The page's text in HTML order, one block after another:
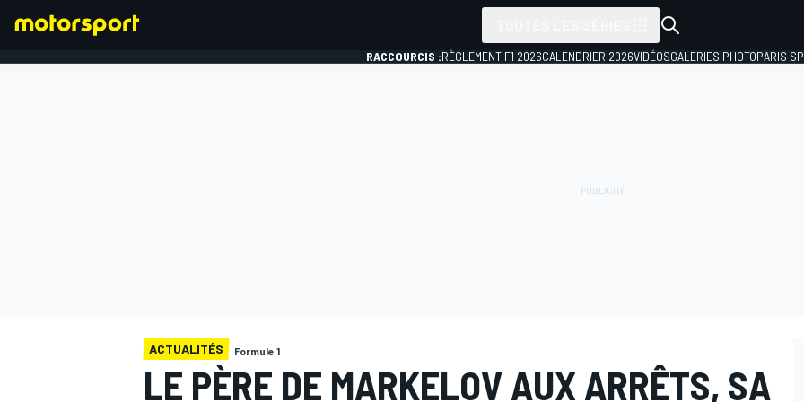
RACCOURCIS :RÈGLEMENT F1 2026CALENDRIER 2026VIDÉOSGALERIES PHOTOPARIS
ACTUALITÉS Formule 1
LE PÈRE DE MARKELOV AUX ARRÊTS, SA